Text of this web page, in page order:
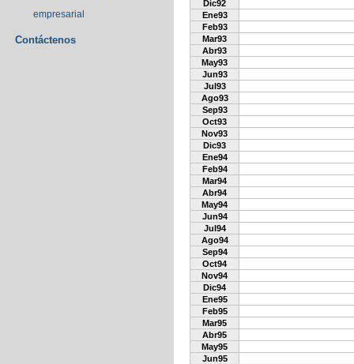
empresarial
Contáctenos
Dic92
Ene93
Feb93
Mar93
Abr93
May93
Jun93
Jul93
Ago93
Sep93
Oct93
Nov93
Dic93
Ene94
Feb94
Mar94
Abr94
May94
Jun94
Jul94
Ago94
Sep94
Oct94
Nov94
Dic94
Ene95
Feb95
Mar95
Abr95
May95
Jun95